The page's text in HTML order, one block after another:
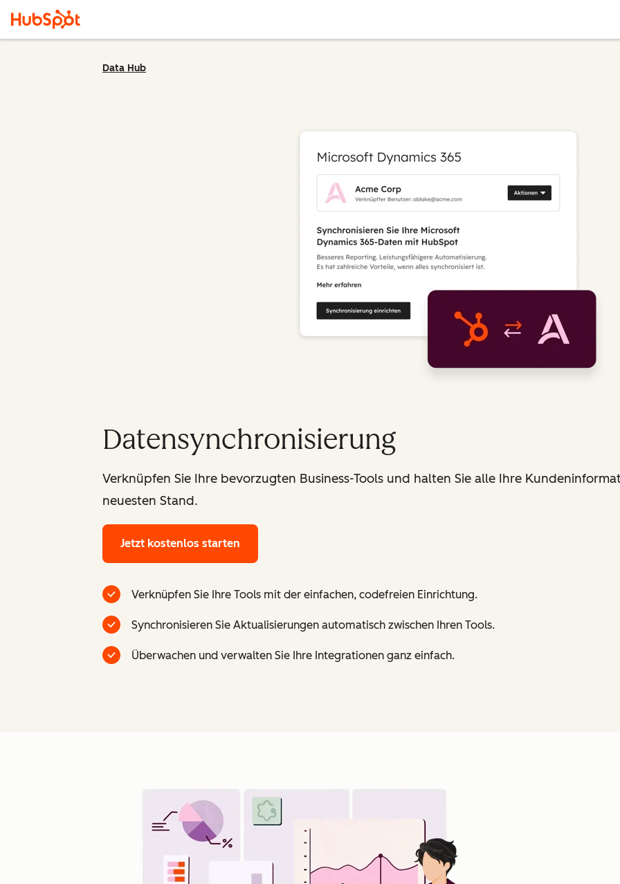
Data Hub
Datensynchronisierung
Verknüpfen Sie Ihre bevorzugten Business-Tools und halten Sie alle Ihre
neuesten Stand.
Jetzt kostenlos starten
Verknüpfen Sie Ihre Tools mit der einfachen, codefreien Einrichtung.
Synchronisieren Sie Aktualisierungen automatisch zwischen Ihren Tools.
Überwachen und verwalten Sie Ihre Integrationen ganz einfach.